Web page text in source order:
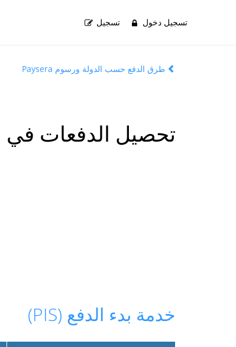
تسجيل تسجيل دخول
طرق الدفع حسب الدولة ورسوم Paysera
تحصيل الدفعات في
خدمة بدء الدفع (PIS)